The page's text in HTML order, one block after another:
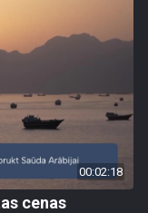
00:02:18
cenas